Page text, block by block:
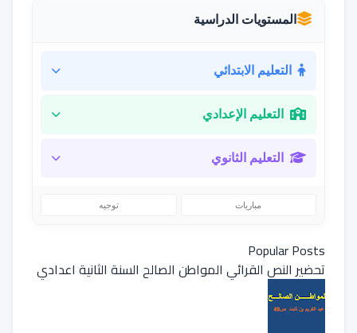
المستويات الدراسية
التعليم الابتدائي
التعليم الإعدادي
التعليم الثانوي
مباريات توجيه
Popular Posts
تحضير النص القرائي المواطن الصالح السنة الثانية اعدادي